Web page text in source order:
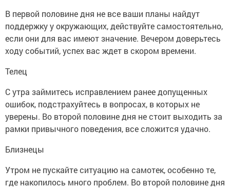
В первой половине дня не все ваши планы найдут
поддержку у окружающих, действуйте самостоятельно,
если они для вас имеют значение. Вечером доверьтесь
ходу событий, успех вас ждет в скором времени.
Телец
С утра займитесь исправлением ранее допущенных
ошибок, подстрахуйтесь в вопросах, в которых не
уверены. Во второй половине дня не стоит выходить за
рамки привычного поведения, все сложится удачно.
Близнецы
Утром не пускайте ситуацию на самотек, особенно те,
где накопилось много проблем. Во второй половине дня